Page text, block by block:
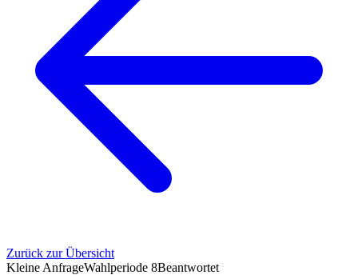
Zurück zur Übersicht
Kleine AnfrageWahlperiode 8Beantwortet